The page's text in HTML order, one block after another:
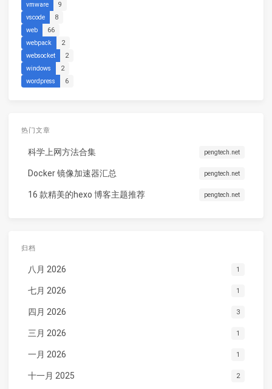
vmware
9
vscode
8
web
66
webpack
2
websocket
2
windows
2
wordpress
6
热门文章
科学上网方法合集 pengtech.net
Docker 镜像加速器汇总 pengtech.net
16 款精美的hexo 博客主题推荐 pengtech.net
归档
八月 2026 1
七月 2026 1
四月 2026 3
三月 2026 1
一月 2026 1
十一月 2025 2